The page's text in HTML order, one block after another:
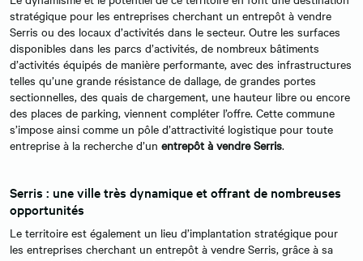
stratégique pour les entreprises cherchant un entrepôt à vendre
Serris ou des locaux d’activités dans le secteur. Outre les surfaces
disponibles dans les parcs d’activités, de nombreux bâtiments
d’activités équipés de manière performante, avec des infrastructures
telles qu’une grande résistance de dallage, de grandes portes
sectionnelles, des quais de chargement, une hauteur libre ou encore
des places de parking, viennent compléter l’offre. Cette commune
s’impose ainsi comme un pôle d’attractivité logistique pour toute
entreprise à la recherche d’un entrepôt à vendre Serris.
Serris : une ville très dynamique et offrant de nombreuses
opportunités
Le territoire est également un lieu d’implantation stratégique pour
les entreprises cherchant un entrepôt à vendre Serris, grâce à sa